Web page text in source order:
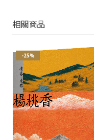
相關商品
-25%